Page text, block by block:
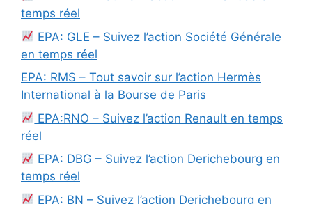
temps réel
EPA: GLE – Suivez l’action Société Générale
en temps réel
EPA: RMS – Tout savoir sur l’action Hermès
International à la Bourse de Paris
EPA:RNO – Suivez l’action Renault en temps
réel
EPA: DBG – Suivez l’action Derichebourg en
temps réel
EPA: BN – Suivez l’action Derichebourg en